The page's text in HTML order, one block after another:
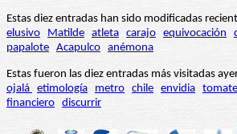
Estas diez entradas han sido modificadas
elusivo
Matilde atleta carajo equivocación
papalote Acapulco anémona
Estas fueron las diez entradas más visitadas
ojalá etimología metro chile envidia tomate
financiero discurrir